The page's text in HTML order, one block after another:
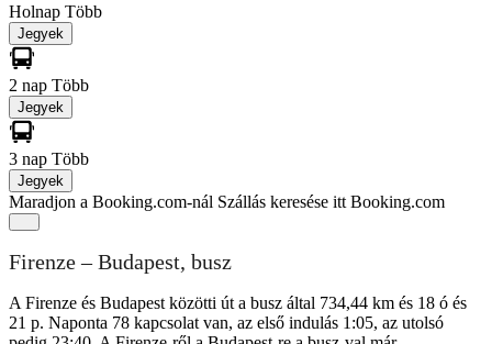
Holnap Több
Jegyek
2 nap Több
Jegyek
3 nap Több
Jegyek
Maradjon a Booking.com-nál Szállás keresése itt Booking.com
Firenze – Budapest, busz
A Firenze és Budapest közötti út a busz által 734,44 km és 18 ó és
21 p. Naponta 78 kapcsolat van, az első indulás 1:05, az utolsó